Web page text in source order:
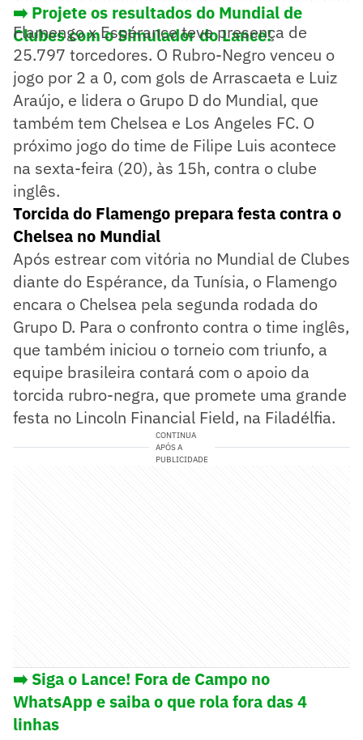
➡️ Projete os resultados do Mundial de
Clubes com o Simulador do Lance!
Flamengo x Espérance teve presença de
25.797 torcedores. O Rubro-Negro venceu o
jogo por 2 a 0, com gols de Arrascaeta e Luiz
Araújo, e lidera o Grupo D do Mundial, que
também tem Chelsea e Los Angeles FC. O
próximo jogo do time de Filipe Luis acontece
na sexta-feira (20), às 15h, contra o clube
inglês.
Torcida do Flamengo prepara festa contra o
Chelsea no Mundial
Após estrear com vitória no Mundial de Clubes
diante do Espérance, da Tunísia, o Flamengo
encara o Chelsea pela segunda rodada do
Grupo D. Para o confronto contra o time inglês,
que também iniciou o torneio com triunfo, a
equipe brasileira contará com o apoio da
torcida rubro-negra, que promete uma grande
festa no Lincoln Financial Field, na Filadélfia.
CONTINUA
APÓS A
PUBLICIDADE
➡️ Siga o Lance! Fora de Campo no
WhatsApp e saiba o que rola fora das 4
linhas